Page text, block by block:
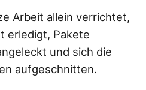
Arbeit allein verrichtet,
erledigt, Pakete
und sich die
aufgeschnitten.